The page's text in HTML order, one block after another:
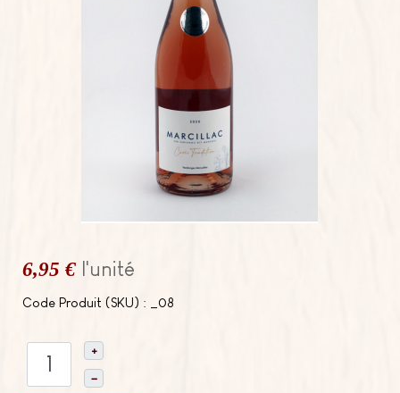
6,95 € l'unité
Code Produit (SKU) : _08
+
–